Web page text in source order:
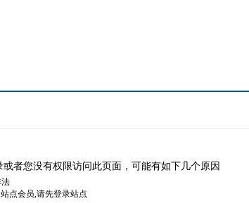
或者您没有权限访问此页面，可能有如下几个原因
点会员,请先登录站点